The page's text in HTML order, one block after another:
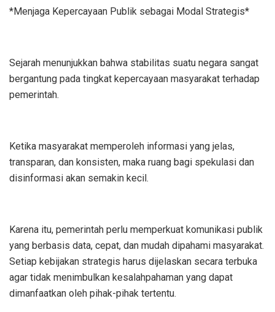
*Menjaga Kepercayaan Publik sebagai Modal Strategis*
Sejarah menunjukkan bahwa stabilitas suatu negara sangat
bergantung pada tingkat kepercayaan masyarakat terhadap
pemerintah.
Ketika masyarakat memperoleh informasi yang jelas,
transparan, dan konsisten, maka ruang bagi spekulasi dan
disinformasi akan semakin kecil.
Karena itu, pemerintah perlu memperkuat komunikasi publik
yang berbasis data, cepat, dan mudah dipahami masyarakat.
Setiap kebijakan strategis harus dijelaskan secara terbuka
agar tidak menimbulkan kesalahpahaman yang dapat
dimanfaatkan oleh pihak-pihak tertentu.